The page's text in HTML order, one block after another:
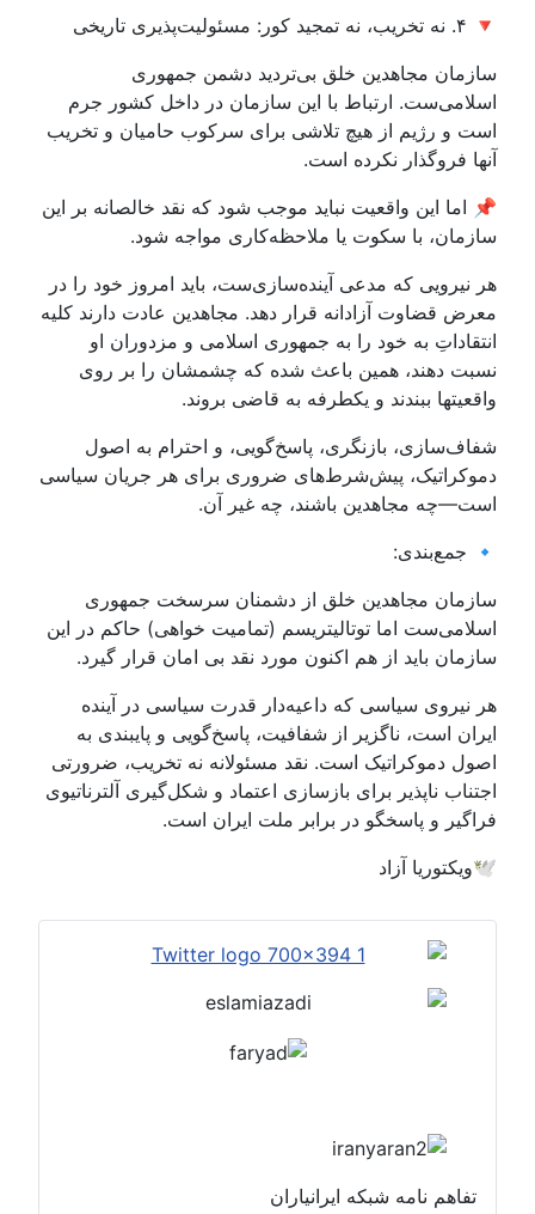
🔻 ۴. نه تخریب، نه تمجید کور: مسئولیت‌پذیری تاریخی
سازمان مجاهدین خلق بی‌تردید دشمن جمهوری
اسلامی‌ست. ارتباط با این سازمان در داخل کشور جرم
است و رژیم از هیچ تلاشی برای سرکوب حامیان و تخریب
آنها فروگذار نکرده است.
📌 اما این واقعیت نباید موجب شود که نقد خالصانه بر این
سازمان، با سکوت یا ملاحظه‌کاری مواجه شود.
هر نیرویی که مدعی آینده‌سازی‌ست، باید امروز خود را در
معرض قضاوت آزادانه قرار دهد. مجاهدین عادت دارند کلیه
انتقاداتِ به خود را به جمهوری اسلامی و مزدوران او
نسبت دهند، همین باعث شده که چشمشان را بر روی
واقعیتها ببندند و یکطرفه به قاضی بروند.
شفاف‌سازی، بازنگری، پاسخ‌گویی، و احترام به اصول
دموکراتیک، پیش‌شرط‌های ضروری برای هر جریان سیاسی
است—چه مجاهدین باشند، چه غیر آن.
🔹 جمع‌بندی:
سازمان مجاهدین خلق از دشمنان سرسخت جمهوری
اسلامی‌ست اما توتالیتریسم (تمامیت خواهی) حاکم در این
سازمان باید از هم اکنون مورد نقد بی امان قرار گیرد.
هر نیروی سیاسی که داعیه‌دار قدرت سیاسی در آینده
ایران است، ناگزیر از شفافیت، پاسخ‌گویی و پایبندی به
اصول دموکراتیک است. نقد مسئولانه نه تخریب، ضرورتی
اجتناب ناپذیر برای بازسازی اعتماد و شکل‌گیری آلترناتیوی
فراگیر و پاسخگو در برابر ملت ایران است.
🕊️ویکتوریا آزاد
تفاهم نامه شبکه ایرانیاران